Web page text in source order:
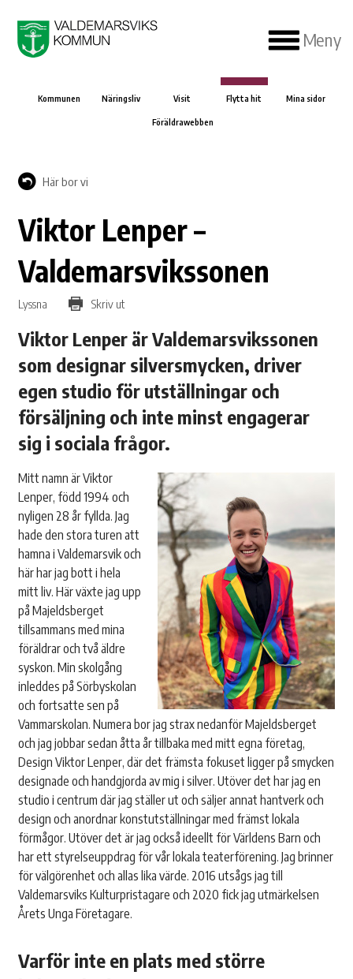
Meny
Kommunen Näringsliv Visit Flytta hit Mina sidor
Föräldrawebben
Här bor vi
Viktor Lenper –
Valdemarsvikssonen
Lyssna Skriv ut
Viktor Lenper är Valdemarsvikssonen
som designar silversmycken, driver
egen studio för utställningar och
försäljning och inte minst engagerar
sig i sociala frågor.
Mitt namn är Viktor
Lenper, född 1994 och
nyligen 28 år fyllda. Jag
hade den stora turen att
hamna i Valdemarsvik och
här har jag bott i hela
mitt liv. Här växte jag upp
på Majeldsberget
tillsammans med mina
föräldrar och två äldre
syskon. Min skolgång
inleddes på Sörbyskolan
och fortsatte sen på
Vammarskolan. Numera bor jag strax nedanför Majeldsberget
och jag jobbar sedan åtta år tillbaka med mitt egna företag,
Design Viktor Lenper, där det främsta fokuset ligger på smycken
designade och handgjorda av mig i silver. Utöver det har jag en
studio i centrum där jag ställer ut och säljer annat hantverk och
design och anordnar konstutställningar med främst lokala
förmågor. Utöver det är jag också ideellt för Världens Barn och
har ett styrelseuppdrag för vår lokala teaterförening. Jag brinner
för välgörenhet och allas lika värde. 2016 utsågs jag till
Valdemarsviks Kulturpristagare och 2020 fick jag utmärkelsen
Årets Unga Företagare.
Varför inte en plats med större